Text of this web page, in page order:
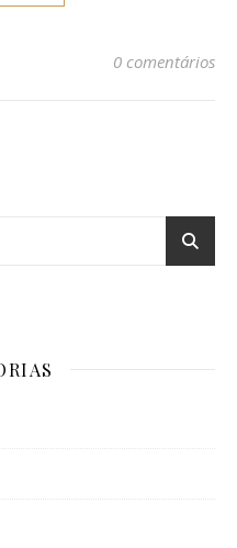
0 comentários